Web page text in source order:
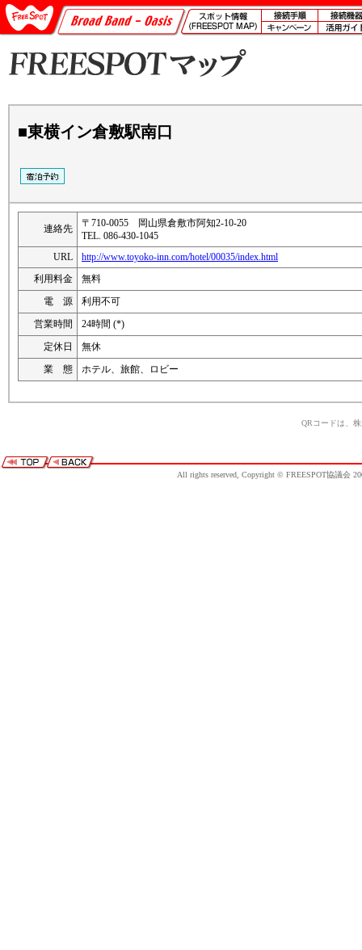
■東横イン倉敷駅南口
連絡先
〒710-0055 岡山県倉敷市阿知2-10-20
TEL. 086-430-1045
URL
http://www.toyoko-inn.com/hotel/00035/index.html
利用料金
無料
電 源
利用不可
営業時間
24時間 (*)
定休日
無休
業 態
ホテル、旅館、ロビー
QRコードは、
All rights reserved, Copyright © FREESPOT協議会